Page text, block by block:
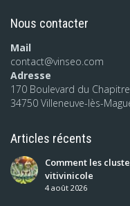
Nous contacter
Mail
contact@vinseo.com
Adresse
170 Boulevard du Chapitre
34750 Villeneuve-lès-
Articles récents
Comment les
vitivinicole
4 août 2026